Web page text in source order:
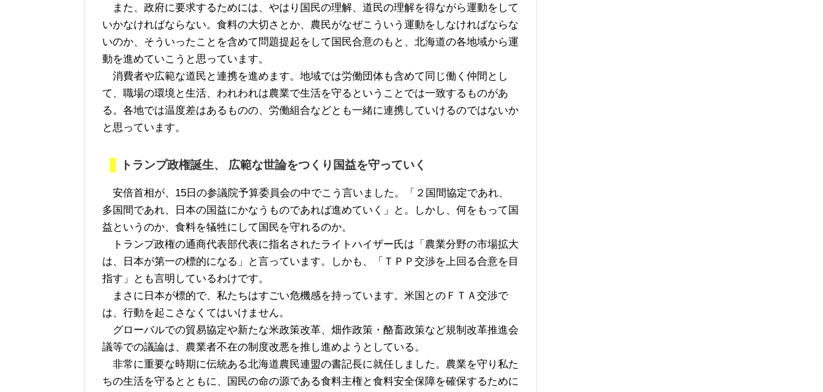
また、政府に要求するためには、やはり国民の理解、道民の理解を得ながら運動をして
いかなければならない。食料の大切さとか、農民がなぜこういう運動をしなければならな
いのか、そういったことを含めて問題提起をして国民合意のもと、北海道の各地域から運
動を進めていこうと思っています。
消費者や広範な道民と連携を進めます。地域では労働団体も含めて同じ働く仲間とし
て、職場の環境と生活、われわれは農業で生活を守るということでは一致するものがあ
る。各地では温度差はあるものの、労働組合などとも一緒に連携していけるのではないか
と思っています。
トランプ政権誕生、 広範な世論をつくり国益を守っていく
安倍首相が、15日の参議院予算委員会の中でこう言いました。「２国間協定であれ、
多国間であれ、日本の国益にかなうものであれば進めていく」と。しかし、何をもって国
益というのか、食料を犠牲にして国民を守れるのか。
トランプ政権の通商代表部代表に指名されたライトハイザー氏は「農業分野の市場拡大
は、日本が第一の標的になる」と言っています。しかも、「ＴＰＰ交渉を上回る合意を目
指す」とも言明しているわけです。
まさに日本が標的で、私たちはすごい危機感を持っています。米国とのＦＴＡ交渉で
は、行動を起こさなくてはいけません。
グローバルでの貿易協定や新たな米政策改革、畑作政策・酪畜政策など規制改革推進会
議等での議論は、農業者不在の制度改悪を推し進めようとしている。
非常に重要な時期に伝統ある北海道農民連盟の書記長に就任しました。農業を守り私た
ちの生活を守るとともに、国民の命の源である食料主権と食料安全保障を確保するために